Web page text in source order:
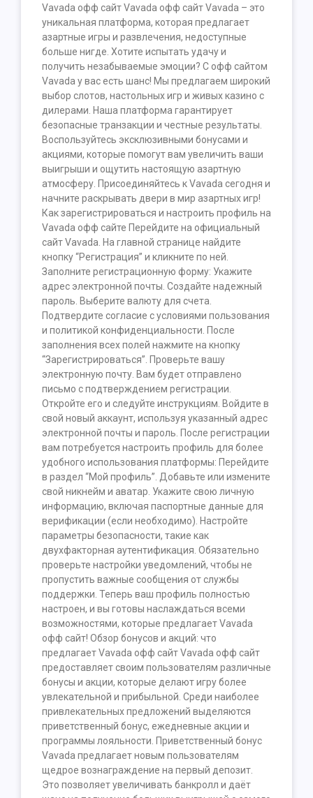
Vavada офф сайт Vavada офф сайт Vavada – это
уникальная платформа, которая предлагает
азартные игры и развлечения, недоступные
больше нигде. Хотите испытать удачу и
получить незабываемые эмоции? С офф сайтом
Vavada у вас есть шанс! Мы предлагаем широкий
выбор слотов, настольных игр и живых казино с
дилерами. Наша платформа гарантирует
безопасные транзакции и честные результаты.
Воспользуйтесь эксклюзивными бонусами и
акциями, которые помогут вам увеличить ваши
выигрыши и ощутить настоящую азартную
атмосферу. Присоединяйтесь к Vavada сегодня и
начните раскрывать двери в мир азартных игр!
Как зарегистрироваться и настроить профиль на
Vavada офф сайте Перейдите на официальный
сайт Vavada. На главной странице найдите
кнопку “Регистрация” и кликните по ней.
Заполните регистрационную форму: Укажите
адрес электронной почты. Создайте надежный
пароль. Выберите валюту для счета.
Подтвердите согласие с условиями пользования
и политикой конфиденциальности. После
заполнения всех полей нажмите на кнопку
“Зарегистрироваться”. Проверьте вашу
электронную почту. Вам будет отправлено
письмо с подтверждением регистрации.
Откройте его и следуйте инструкциям. Войдите в
свой новый аккаунт, используя указанный адрес
электронной почты и пароль. После регистрации
вам потребуется настроить профиль для более
удобного использования платформы: Перейдите
в раздел “Мой профиль”. Добавьте или измените
свой никнейм и аватар. Укажите свою личную
информацию, включая паспортные данные для
верификации (если необходимо). Настройте
параметры безопасности, такие как
двухфакторная аутентификация. Обязательно
проверьте настройки уведомлений, чтобы не
пропустить важные сообщения от службы
поддержки. Теперь ваш профиль полностью
настроен, и вы готовы наслаждаться всеми
возможностями, которые предлагает Vavada
офф сайт! Обзор бонусов и акций: что
предлагает Vavada офф сайт Vavada офф сайт
предоставляет своим пользователям различные
бонусы и акции, которые делают игру более
увлекательной и прибыльной. Среди наиболее
привлекательных предложений выделяются
приветственный бонус, ежедневные акции и
программы лояльности. Приветственный бонус
Vavada предлагает новым пользователям
щедрое вознаграждение на первый депозит.
Это позволяет увеличивать банкролл и даёт